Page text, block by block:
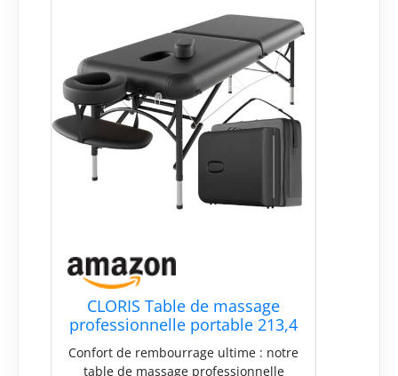
CLORIS Table de massage
professionnelle portable 213,4
cm pliable et légère pour le
visage Solon Spa Tatouage en
Confort de rembourrage ultime : notre
table de massage professionnelle